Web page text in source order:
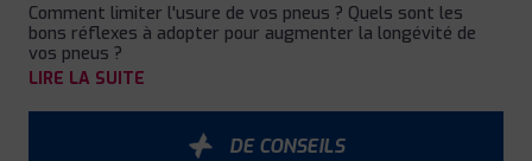
Comment limiter l'usure de vos pneus ? Quels sont les
bons réflexes à adopter pour augmenter la longévité de
vos pneus ?
LIRE LA SUITE
DE CONSEILS